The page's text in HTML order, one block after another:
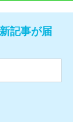
記事が届